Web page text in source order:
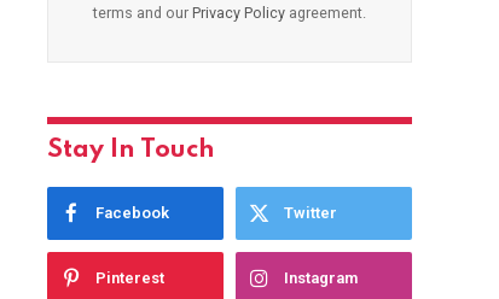
terms and our Privacy Policyagreement.
Stay In Touch
Facebook Twitter
Pinterest Instagram